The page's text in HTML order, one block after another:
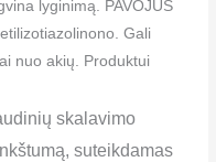
lyginimą. PAVOJUS
Gali
nuo akių. Produktui
skalavimo
suteikdamas